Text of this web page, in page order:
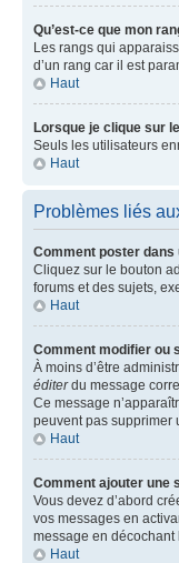
Qu’est-ce que mon
Les rangs qui
d’un rang car il est
Haut
Lorsque je clique sur
Seuls les utilisateurs
Haut
Problèmes liés
Comment poster dans
Cliquez sur le bouton
forums et des sujets,
Haut
Comment modifier ou
À moins d’être
éditerdu message
Ce message
peuvent pas supprimer
Haut
Comment ajouter une
Vous devez d’abord
vos messages en
message en décochant
Haut